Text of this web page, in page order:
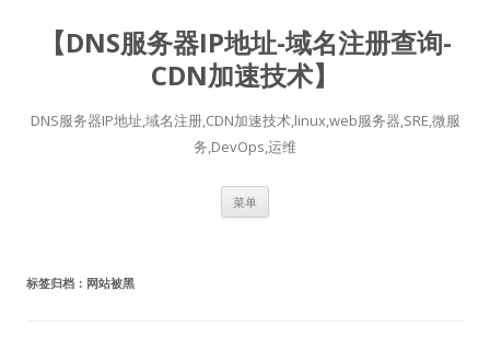
【DNS服务器IP地址-域名注册查询-
CDN加速技术】
DNS服务器IP地址,域名注册,CDN加速技术,linux,web服务器,SRE,微服
务,DevOps,运维
菜单
标签归档： 网站被黑